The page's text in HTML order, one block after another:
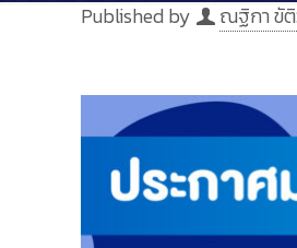
Published by ณฐิกา ขั